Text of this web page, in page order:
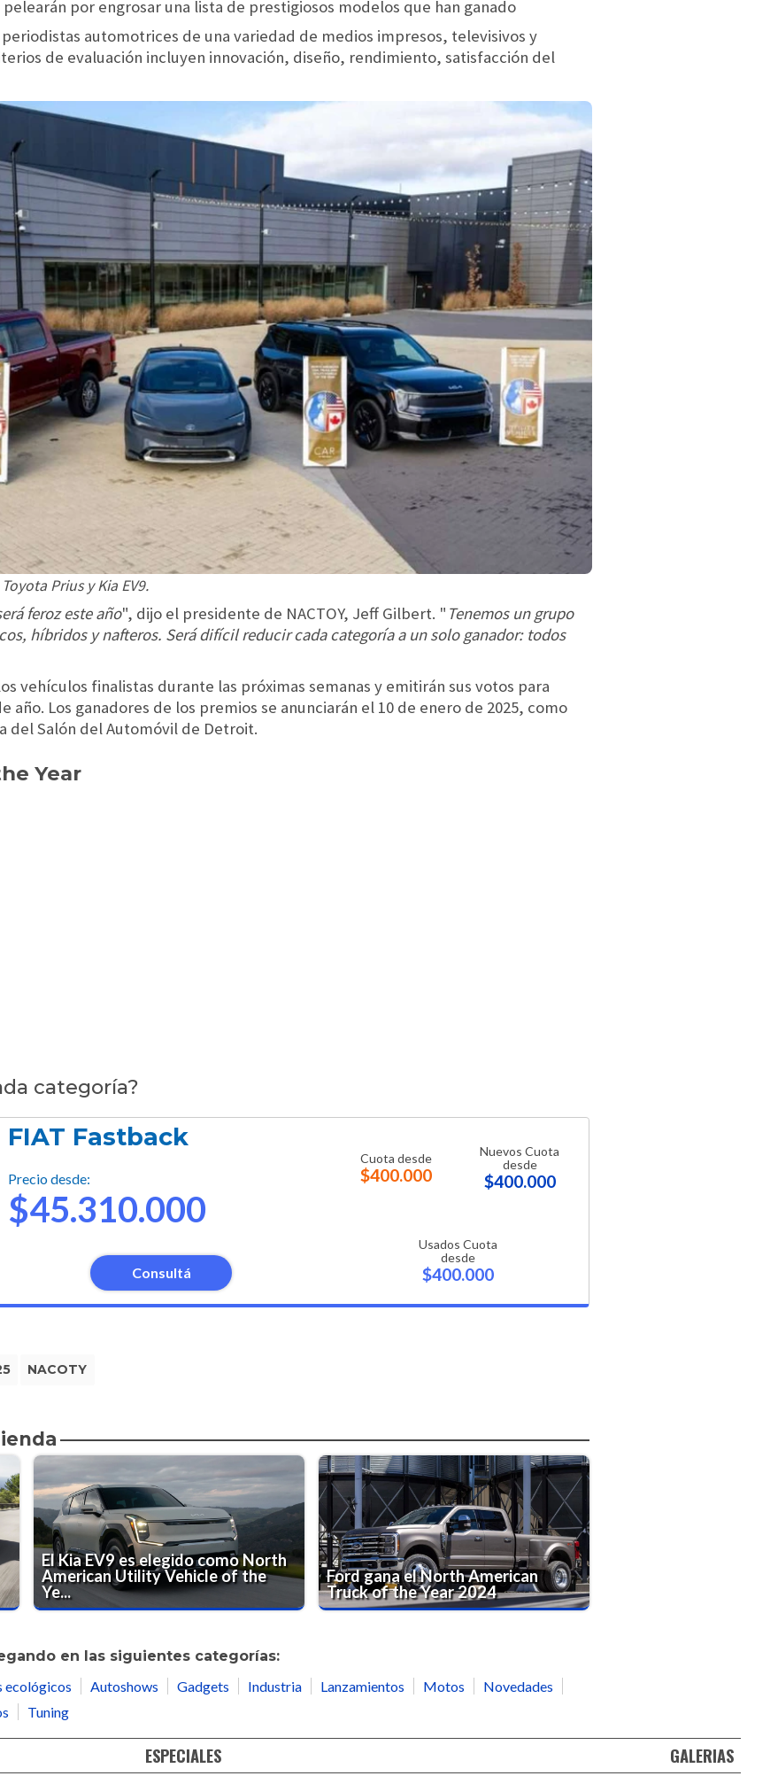
por engrosar una lista de prestigiosos modelos que han ganado
automotrices de una variedad de medios impresos, televisivos y
de evaluación incluyen innovación, diseño, rendimiento, satisfacción del
Prius y Kia EV9.
feroz este año", dijo el presidente de NACTOY, Jeff Gilbert. " Tenemos un grupo
híbridos y nafteros. Será difícil reducir cada categoría a un solo ganador: todos
vehículos finalistas durante las próximas semanas y emitirán sus votos para
año. Los ganadores de los premios se anunciarán el 10 de enero de 2025, como
del Salón del Automóvil de Detroit.
Year
categoría?
FIAT Fastback
Precio desde:
$45.310.000
Consultá
Cuota desde
$400.000
Nuevos Cuota
desde
$400.000
Usados Cuota
desde
$400.000
NACOTY
El Kia EV9 es elegido como North
American Utility Vehicle of the
Ye...
Ford gana el North American
Truck of the Year 2024
en las siguientes categorías:
ecológicos Autoshows Gadgets Industria Lanzamientos Motos
Novedades
Tuning
ESPECIALES GALERIAS